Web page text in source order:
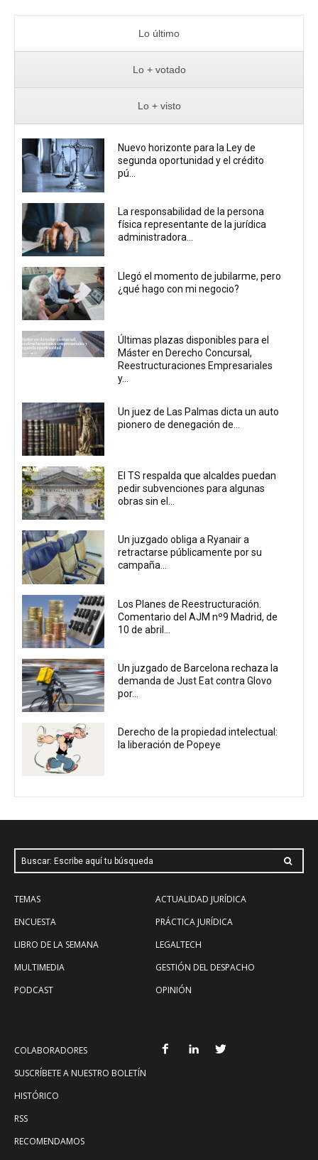
Lo último
Lo + votado
Lo + visto
Nuevo horizonte para la Ley de
segunda oportunidad y el crédito
pú...
La responsabilidad de la persona
física representante de la jurídica
administradora...
Llegó el momento de jubilarme, pero
¿qué hago con mi negocio?
Últimas plazas disponibles para el
Máster en Derecho Concursal,
Reestructuraciones Empresariales
y...
Un juez de Las Palmas dicta un auto
pionero de denegación de...
El TS respalda que alcaldes puedan
pedir subvenciones para algunas
obras sin el...
Un juzgado obliga a Ryanair a
retractarse públicamente por su
campaña...
Los Planes de Reestructuración.
Comentario del AJM nº9 Madrid, de
10 de abril...
Un juzgado de Barcelona rechaza la
demanda de Just Eat contra Glovo
por...
Derecho de la propiedad intelectual:
la liberación de Popeye
Buscar: Escribe aquí tu búsqueda
TEMAS
ENCUESTA
LIBRO DE LA SEMANA
MULTIMEDIA
PODCAST
ACTUALIDAD JURÍDICA
PRÁCTICA JURÍDICA
LEGALTECH
GESTIÓN DEL DESPACHO
OPINIÓN
COLABORADORES
SUSCRÍBETE A NUESTRO BOLETÍN
HISTÓRICO
RSS
RECOMENDAMOS